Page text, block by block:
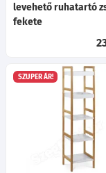
levehető ruhatartó
fekete
SZUPER ÁR!